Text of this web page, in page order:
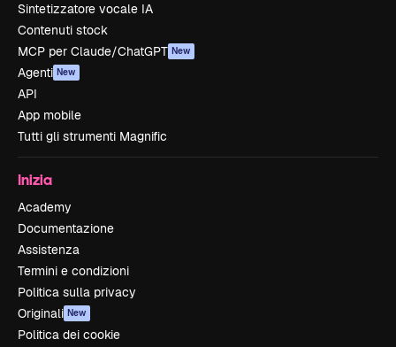
Sintetizzatore vocale IA
Contenuti stock
MCP per Claude/ChatGPT New
Agenti New
API
App mobile
Tutti gli strumenti Magnific
Inizia
Academy
Documentazione
Assistenza
Termini e condizioni
Politica sulla privacy
Originali New
Politica dei cookie